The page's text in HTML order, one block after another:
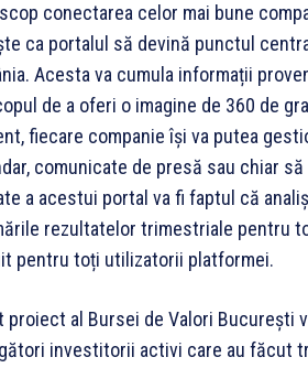
conectarea celor mai bune
ca portalul să devină punctul
Acesta va cumula informații
de a oferi o imagine de 360 de
fiecare companie își va putea
comunicate de presă sau chiar
a acestui portal va fi faptul că
rezultatelor trimestriale pentru
pentru toți utilizatorii platformei.
proiect al Bursei de Valori București
investitorii activi care au făcut